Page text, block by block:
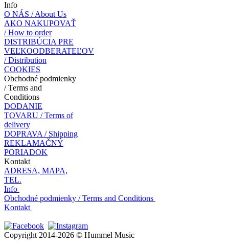
Info
O NÁS / About Us
AKO NAKUPOVAŤ
/ How to order
DISTRIBÚCIA PRE
VEĽKOODBERATEĽOV
/ Distribution
COOKIES
Obchodné podmienky
/ Terms and
Conditions
DODANIE
TOVARU / Terms of
delivery
DOPRAVA / Shipping
REKLAMAČNÝ
PORIADOK
Kontakt
ADRESA, MAPA,
TEL.
Info
Obchodné podmienky / Terms and Conditions
Kontakt
Copyright 2014-2026 © Hummel Music